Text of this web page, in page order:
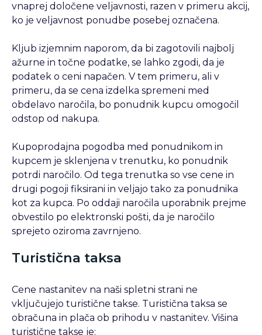
vnaprej določene veljavnosti, razen v primeru akcij,
ko je veljavnost ponudbe posebej označena.
Kljub izjemnim naporom, da bi zagotovili najbolj
ažurne in točne podatke, se lahko zgodi, da je
podatek o ceni napačen. V tem primeru, ali v
primeru, da se cena izdelka spremeni med
obdelavo naročila, bo ponudnik kupcu omogočil
odstop od nakupa.
Kupoprodajna pogodba med ponudnikom in
kupcem je sklenjena v trenutku, ko ponudnik
potrdi naročilo. Od tega trenutka so vse cene in
drugi pogoji fiksirani in veljajo tako za ponudnika
kot za kupca. Po oddaji naročila uporabnik prejme
obvestilo po elektronski pošti, da je naročilo
sprejeto oziroma zavrnjeno.
Turistična taksa
Cene nastanitev na naši spletni strani ne
vključujejo turistične takse. Turistična taksa se
obračuna in plača ob prihodu v nastanitev. Višina
turistične takse je: